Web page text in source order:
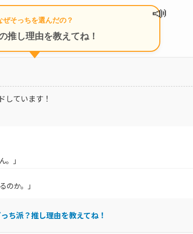
ぜそっちを選んだの？
推し理由を教えてね！
📣
しています！
。」
のか。」
ち派？推し理由を教えてね！